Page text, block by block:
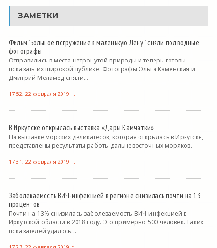
ЗАМЕТКИ
Фильм "Большое погружение в маленькую Лену " сняли подводные
фотографы
Отправились в места нетронутой природы и теперь готовы
показать их широкой публике. Фотографы Ольга Каменская и
Дмитрий Меламед сняли...
17:52, 22 февраля 2019 г.
В Иркутске открылась выставка «Дары Камчатки»
На выставке морских деликатесов, которая открылась в Иркутске,
представлены результаты работы дальневосточных моряков.
17:31, 22 февраля 2019 г.
Заболеваемость ВИЧ-инфекцией в регионе снизилась почти на 13
процентов
Почти на 13% снизилась заболеваемость ВИЧ-инфекцией в
Иркутской области в 2018 году. Это примерно 500 человек. Таких
показателей удалось...